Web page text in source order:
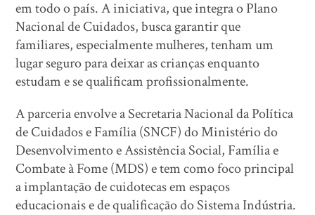
em todo o país. A iniciativa, que integra o Plano
Nacional de Cuidados, busca garantir que
familiares, especialmente mulheres, tenham um
lugar seguro para deixar as crianças enquanto
estudam e se qualificam profissionalmente.
A parceria envolve a Secretaria Nacional da Política
de Cuidados e Família (SNCF) do Ministério do
Desenvolvimento e Assistência Social, Família e
Combate à Fome (MDS) e tem como foco principal
a implantação de cuidotecas em espaços
educacionais e de qualificação do Sistema Indústria.